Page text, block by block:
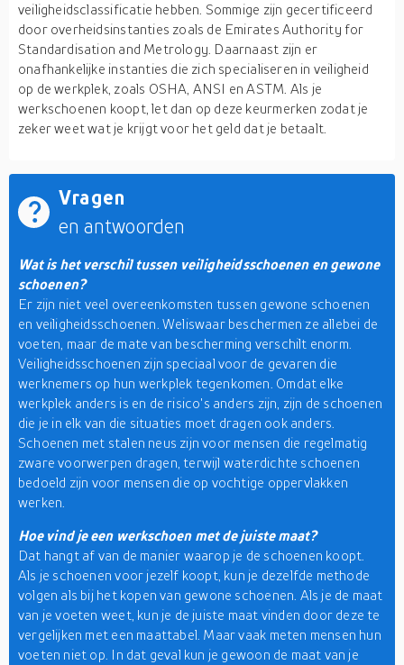
veiligheidsclassificatie hebben. Sommige zijn gecertificeerd
door overheidsinstanties zoals de Emirates Authority for
Standardisation and Metrology. Daarnaast zijn er
onafhankelijke instanties die zich specialiseren in veiligheid
op de werkplek, zoals OSHA, ANSI en ASTM. Als je
werkschoenen koopt, let dan op deze keurmerken zodat je
zeker weet wat je krijgt voor het geld dat je betaalt.
Vragen
en antwoorden
Wat is het verschil tussen veiligheidsschoenen en gewone
schoenen?
Er zijn niet veel overeenkomsten tussen gewone schoenen
en veiligheidsschoenen. Weliswaar beschermen ze allebei de
voeten, maar de mate van bescherming verschilt enorm.
Veiligheidsschoenen zijn speciaal voor de gevaren die
werknemers op hun werkplek tegenkomen. Omdat elke
werkplek anders is en de risico's anders zijn, zijn de schoenen
die je in elk van die situaties moet dragen ook anders.
Schoenen met stalen neus zijn voor mensen die regelmatig
zware voorwerpen dragen, terwijl waterdichte schoenen
bedoeld zijn voor mensen die op vochtige oppervlakken
werken.
Hoe vind je een werkschoen met de juiste maat?
Dat hangt af van de manier waarop je de schoenen koopt.
Als je schoenen voor jezelf koopt, kun je dezelfde methode
volgen als bij het kopen van gewone schoenen. Als je de maat
van je voeten weet, kun je de juiste maat vinden door deze te
vergelijken met een maattabel. Maar vaak meten mensen hun
voeten niet op. In dat geval kun je gewoon de maat van je